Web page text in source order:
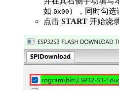
如 0x00 ），同时勾
点击 START 开始烧